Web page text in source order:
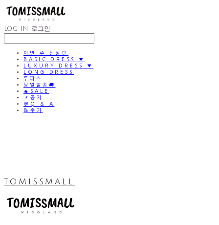
LOG IN 로그인
이번 주 신상🤍
BASIC DRESS ▼
LUXURY DRESS ▼
LONG DRESS
투피스
당일발송🚚
🔥SALE
📌공지
💬Q & A
📝후기
TOMISSMALL